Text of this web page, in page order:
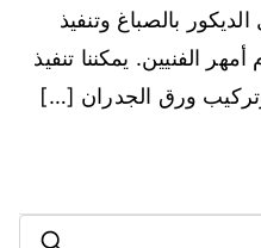
بالصباغ وتنفيذ
الفنيين. يمكننا تنفيذ
ورق الجدران […]